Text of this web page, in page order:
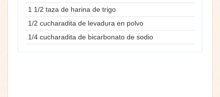
1 1/2 taza de harina de trigo
1/2 cucharadita de levadura en polvo
1/4 cucharadita de bicarbonato de sodio